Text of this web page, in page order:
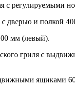
с регулируемыми
дверью и полкой
мм (левый).
гриля с
ящиками